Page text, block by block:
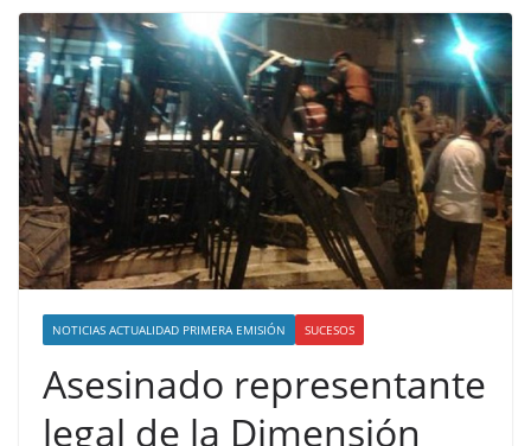
NOTICIAS ACTUALIDAD PRIMERA EMISIÓN SUCESOS
Asesinado representante
legal de la Dimensión